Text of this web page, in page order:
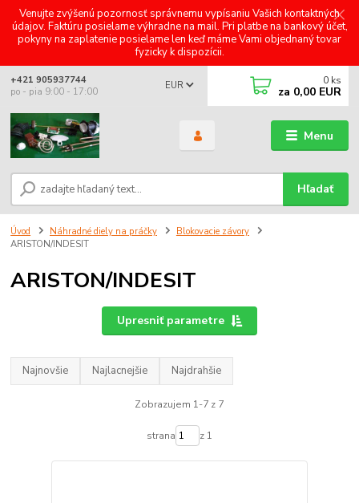
Venujte zvýšenú pozornosť správnemu vypísaniu Vašich kontaktných
údajov. Faktúru posielame výhradne na mail. Pri platbe na bankový účet,
pokyny na zaplatenie posielame len keď máme Vami objednaný tovar
fyzicky k dispozícii.
Menu
EUR
Hľadať
+421 905937744
po - pia 9:00 - 17:00
0 ks
za 0,00 EUR
Úvod Náhradné diely na práčky
Blokovacie závory
ARISTON/INDESIT
ARISTON/INDESIT
Upresniť parametre
Najnovšie Najlacnejšie Najdrahšie
Zobrazujem 1-7 z 7
strana z 1